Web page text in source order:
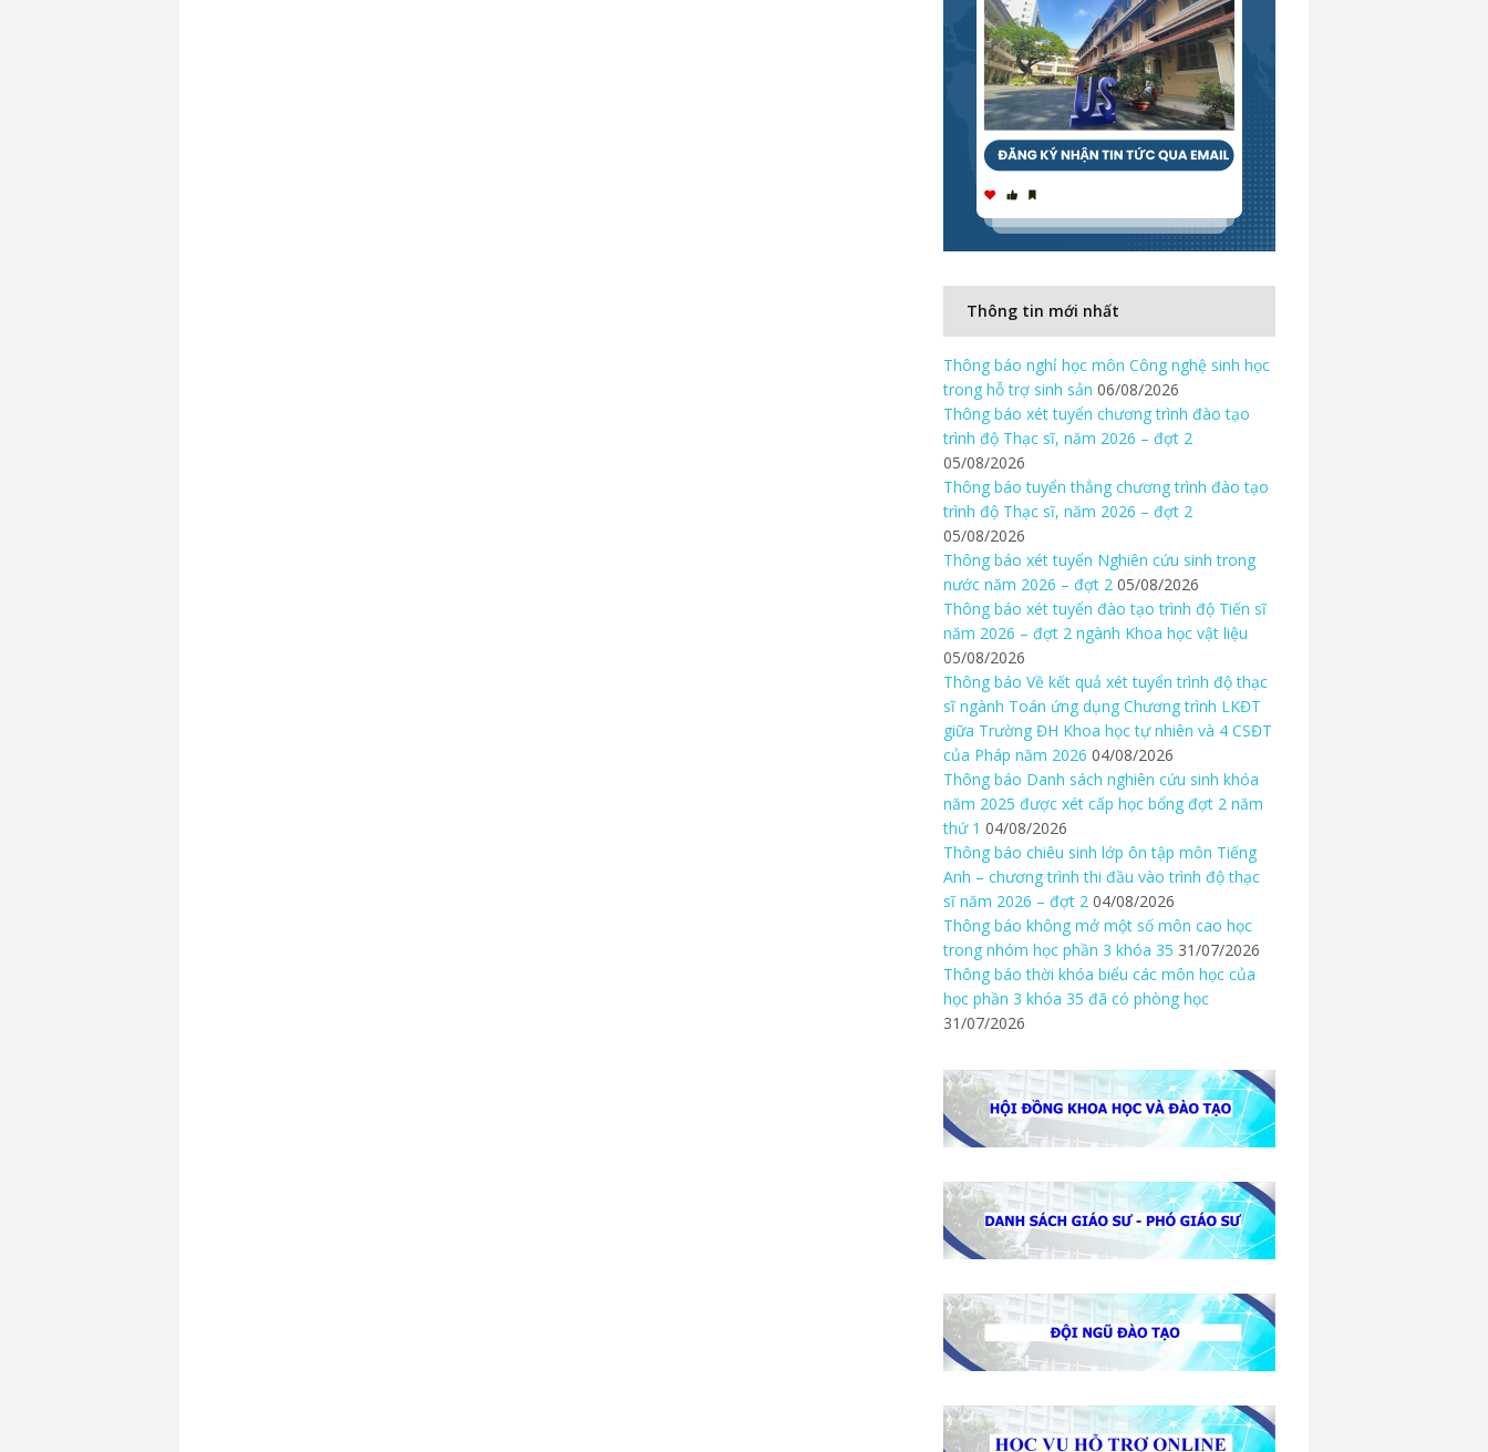
Thông tin mới nhất
Thông báo nghỉ học môn Công nghệ sinh học
trong hỗ trợ sinh sản 06/08/2026
Thông báo xét tuyển chương trình đào tạo
trình độ Thạc sĩ, năm 2026 – đợt 2
05/08/2026
Thông báo tuyển thẳng chương trình đào tạo
trình độ Thạc sĩ, năm 2026 – đợt 2
05/08/2026
Thông báo xét tuyển Nghiên cứu sinh trong
nước năm 2026 – đợt 2 05/08/2026
Thông báo xét tuyển đào tạo trình độ Tiến sĩ
năm 2026 – đợt 2 ngành Khoa học vật liệu
05/08/2026
Thông báo Về kết quả xét tuyển trình độ thạc
sĩ ngành Toán ứng dụng Chương trình LKĐT
giữa Trường ĐH Khoa học tự nhiên và 4 CSĐT
của Pháp năm 2026 04/08/2026
Thông báo Danh sách nghiên cứu sinh khóa
năm 2025 được xét cấp học bổng đợt 2 năm
thứ 1 04/08/2026
Thông báo chiêu sinh lớp ôn tập môn Tiếng
Anh – chương trình thi đầu vào trình độ thạc
sĩ năm 2026 – đợt 2 04/08/2026
Thông báo không mở một số môn cao học
trong nhóm học phần 3 khóa 35 31/07/2026
Thông báo thời khóa biểu các môn học của
học phần 3 khóa 35 đã có phòng học
31/07/2026